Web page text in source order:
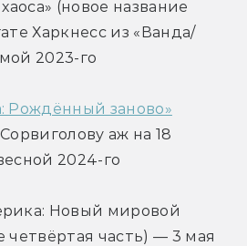
(новое название
Харкнесс из «Ванда/
2023-го
Рождённый заново»
аж на 18
2024-го
Новый мировой
четвёртая часть) — 3 мая